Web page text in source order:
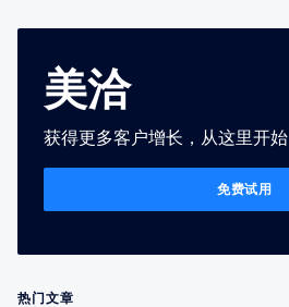
美洽
获得更多客户增长，从这里开始
免费试用
热门文章